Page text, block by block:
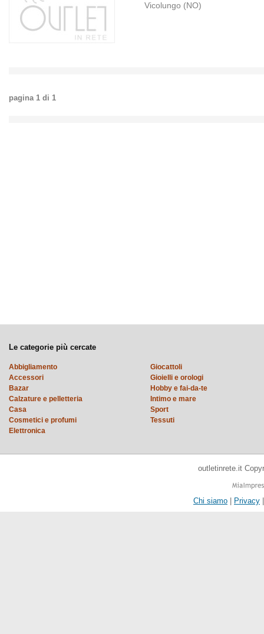
Vicolungo (NO)
pagina 1 di 1
Le categorie più cercate
Abbigliamento
Accessori
Bazar
Calzature e pelletteria
Casa
Cosmetici e profumi
Elettronica
Giocattoli
Gioielli e orologi
Hobby e fai-da-te
Intimo e mare
Sport
Tessuti
outletinrete.it
Chi siamo | Privacy